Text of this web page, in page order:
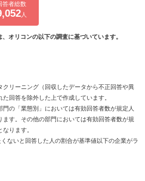
答者総数
人
オリコンの以下の調査に基づいています。
リーニング（回収したデータから不正回答や異
回答を除外した上で作成しています。
の「業態別」においては有効回答者数が規定人
す。その他の部門においては有効回答者数が規
ります。
ないと回答した人の割合が基準値以下の企業がラ